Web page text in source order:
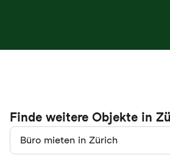
Finde weitere Objekte in
Büro mieten in Zürich